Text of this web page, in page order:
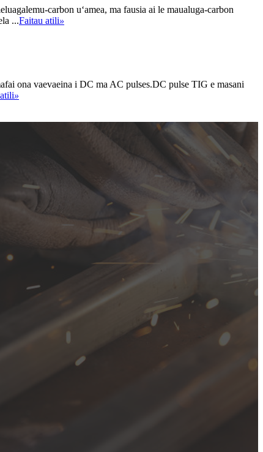
carbon uʻamea, ma fausia ai le maualuga-carbon
...Faitau atili»
ona vaevaeina i DC ma AC pulses.DC pulse TIG e masani
»